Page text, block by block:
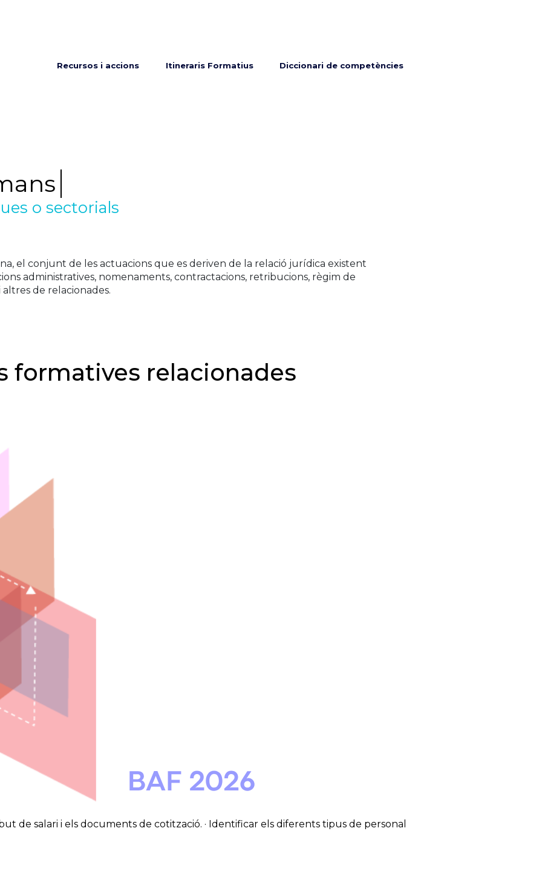
Recursos i accions Itineraris Formatius Diccionari de competències
o sectorials
el conjunt de les actuacions que es deriven de la relació jurídica existent
administratives, nomenaments, contractacions, retribucions, règim de
de relacionades.
formatives relacionades
de salari i els documents de cotització. · Identificar els diferents tipus de personal